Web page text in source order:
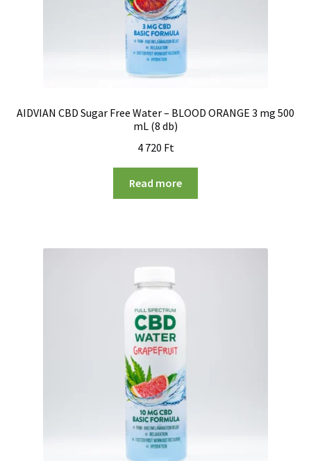
AIDVIAN CBD Sugar Free Water – BLOOD ORANGE 3 mg 500
mL (8 db)
4 720 Ft
Read more